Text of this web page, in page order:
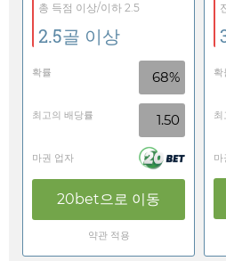
총 득점 이상/이하 2.5
2.5골 이상
확률 68%
최고의 배당률 1.50
마권 업자
20bet으로 이동
약관 적용
확
최
마